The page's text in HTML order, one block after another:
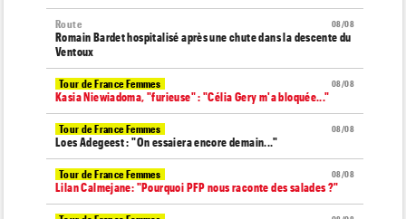
08/08
Route
Romain Bardet hospitalisé après une chute dans la descente du
Ventoux
08/08
Tour de France Femmes
Kasia Niewiadoma, "furieuse" : "Célia Gery m'a bloquée..."
08/08
Tour de France Femmes
Loes Adegeest : "On essaiera encore demain..."
08/08
Tour de France Femmes
Lilan Calmejane: "Pourquoi PFP nous raconte des salades ?"